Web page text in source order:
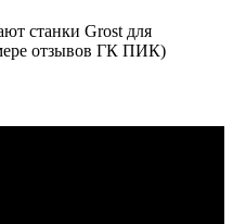
станки Grost для
отзывов ГК ПИК)